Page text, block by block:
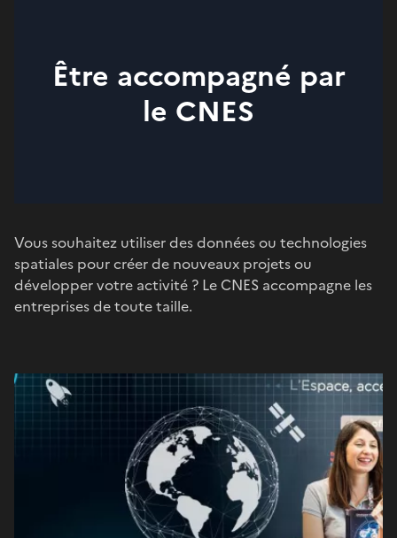
Être accompagné par
le CNES
Vous souhaitez utiliser des données ou technologies
spatiales pour créer de nouveaux projets ou
développer votre activité ? Le CNES accompagne les
entreprises de toute taille.